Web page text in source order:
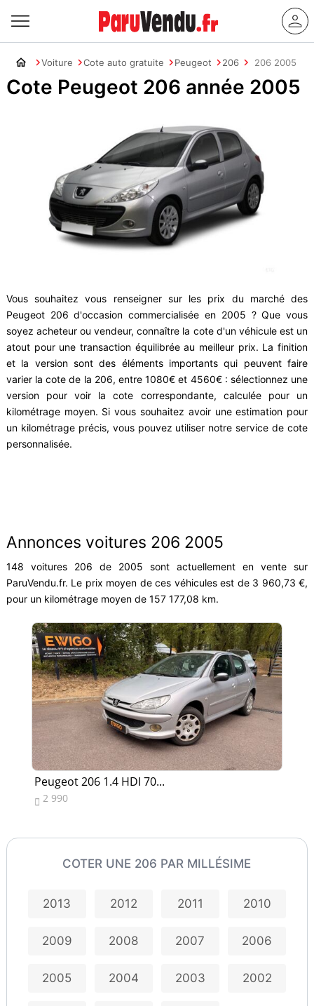
Voiture Cote auto gratuite Peugeot 206 206 2005
Cote Peugeot 206 année 2005
Vous souhaitez vous renseigner sur les prix du marché des
Peugeot 206 d'occasion commercialisée en 2005 ? Que vous
soyez acheteur ou vendeur, connaître la cote d'un véhicule est un
atout pour une transaction équilibrée au meilleur prix. La finition
et la version sont des éléments importants qui peuvent faire
varier la cote de la 206, entre 1080€ et 4560€ : sélectionnez une
version pour voir la cote correspondante, calculée pour un
kilométrage moyen. Si vous souhaitez avoir une estimation pour
un kilométrage précis, vous pouvez utiliser notre service de cote
personnalisée.
Annonces voitures 206 2005
148 voitures 206 de 2005 sont actuellement en vente sur
ParuVendu.fr. Le prix moyen de ces véhicules est de 3 960,73 €,
pour un kilométrage moyen de 157 177,08 km.
Peugeot 206 1.4 HDI 70...
 2 990
COTER UNE 206 PAR MILLÉSIME
2013 2012 2011 2010
2009 2008 2007 2006
2005 2004 2003 2002